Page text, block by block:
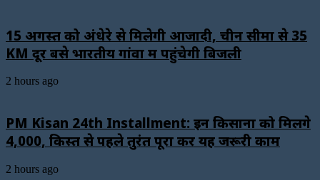
15 अगस्त को अंधेरे से मिलेगी आजादी, चीन सीमा से 35
KM दूर बसे भारतीय गांवों में पहुंचेगी बिजली
2 hours ago
PM Kisan 24th Installment: इन किसानों को मिलेंगे
₹4,000, किस्त से पहले तुरंत पूरा करें यह जरूरी काम
2 hours ago